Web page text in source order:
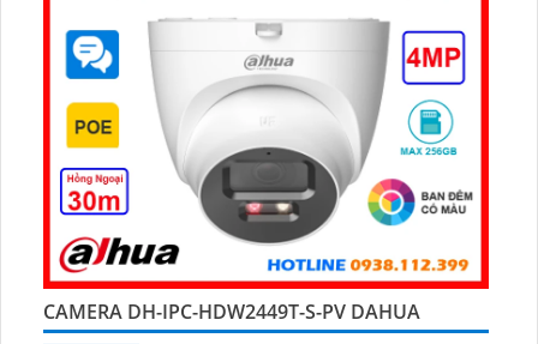
CAMERA DH-IPC-HDW2449T-S-PV DAHUA